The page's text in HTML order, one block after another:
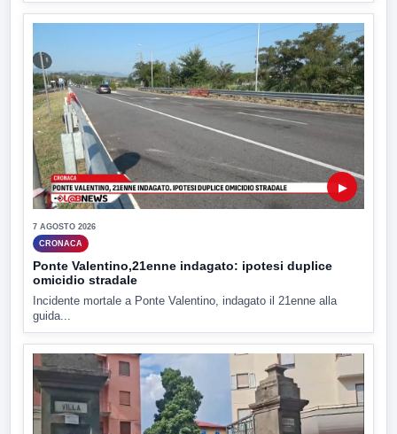
▶
7 AGOSTO 2026
CRONACA
Ponte Valentino,21enne indagato: ipotesi duplice
omicidio stradale
Incidente mortale a Ponte Valentino, indagato il 21enne alla
guida...